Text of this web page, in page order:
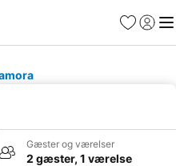
Favoritter
Log ind
Gæster og værelser
2 gæster, 1 værelse